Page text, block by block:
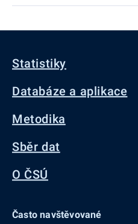
Statistiky
Databáze a aplikace
Metodika
Sběr dat
O ČSÚ
Často navštěvované